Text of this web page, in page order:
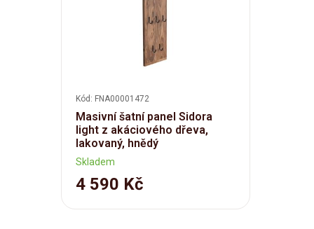
Kód: FNA00001472
Masivní šatní panel Sidora
light z akáciového dřeva,
lakovaný, hnědý
Skladem
4 590 Kč